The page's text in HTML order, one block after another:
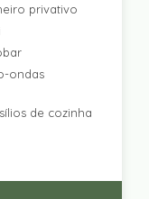
privativo
ondas
de cozinha